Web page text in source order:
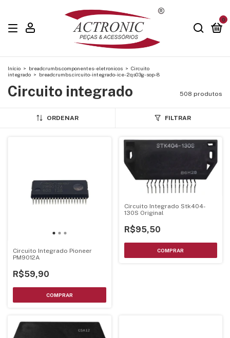
0
Início > breadcrumbs.componentes-eletronicos > Circuito
integrado > breadcrumbs.circuito-integrado-ice-2qs03g-sop-8
Circuito integrado 508 produtos
ORDENAR FILTRAR
Circuito Integrado Pioneer
PM9012A
R$59,90
Circuito Integrado Stk404-
130S Original
R$95,50